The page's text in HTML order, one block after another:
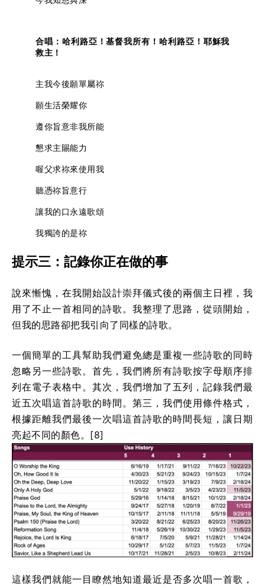
合唱：哈利路亞！基督我所有！哈利路亞！耶穌我
救主！
主我今後願單屬祢
願生活榮耀你
遵你旨意非我所能
懇求主賜能力
喔父求祢來使用我
聽憑祢旨意行
讓我的口永遠歌頌
我獨誇的是祢
提示三：記錄你正在做的事
說來慚愧，在我開始設計崇拜儀式後的兩個主日裡，我
用了不止一首相同的詩歌。我整理了思路，從頭開始，
但我的思路卻把我引向了同樣的詩歌。
一個簡單的工具幫助我們避免總是重複一些詩歌的同時
忽略另一些詩歌。首先，我們將所有詩歌按字母順序排
列在電子表格中。其次，我們增加了五列，記錄我們最
近五次唱這首詩歌的時間。第三，我們使用條件格式，
根據距離我們最後一次唱這首詩歌的時間長短，讓日期
亮起不同的顏色。[8]
這樣我們就能一目瞭然地知道最近是否多次唱一首歌，